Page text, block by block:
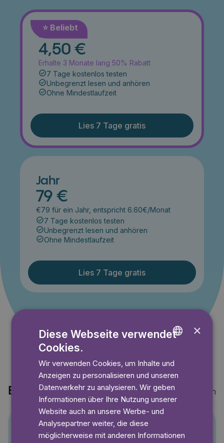
⭐️ Beliebt
Monat
4,50 €
Erhalte 3 Monate lang 50% Rabatt
7 Tage kostenlos testen
Unbegrenzt lesen und anhören
Ohne Mindestlaufzeit
Lies 7 Tage gratis
Jahr
79 €
€79 für ein Jahr, entspricht 6.60€/Monat
7 Tage kostenlos testen
Unbegrenzt lesen und anhören
Ohne Mindestlaufzeit
Lies 7 Tage gratis
Entdecke auch Mehr anzeigen
GERMAN
×
Diese Webseite verwendet
Cookies.
Wir verwenden Cookies, um Inhalte und
Anzeigen zu personalisieren und unseren
Datenverkehr zu analysieren. Wir geben
Informationen über Ihre Nutzung unserer
Website auch an unsere Werbe- und
Analysepartner weiter, die diese
möglicherweise mit anderen Informationen